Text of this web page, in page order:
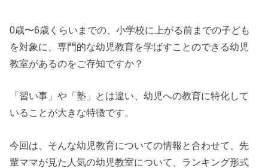
0歳〜6歳くらいまでの、小学校に上がる前までの子ども
を対象に、専門的な幼児教育を学ばすことのできる幼児
教室があるのをご存知ですか？
「習い事」や「塾」とは違い、幼児への教育に特化して
いることが大きな特徴です。
今回は、そんな幼児教育についての情報と合わせて、先
輩ママが見た人気の幼児教室について、ランキング形式